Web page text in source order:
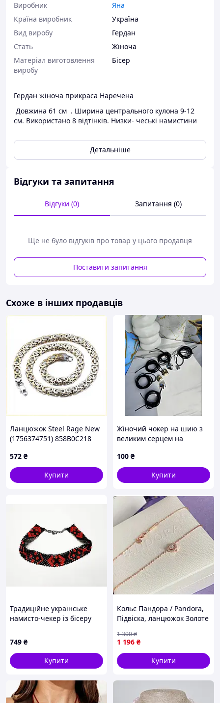
Виробник
Яна
Країна виробник
Україна
Вид виробу
Гердан
Стать
Жіноча
Матеріал виготовлення
виробу
Бісер
Гердан жіноча прикраса Наречена
Довжина 61 см . Ширина центрального кулона 9-12
см. Використано 8 відтінків. Низки- чеські намистини
Гердан – це традиційне прикраса, яку плели в Україні з
бісеру. Поза всяких сумнівів це народне прикраса
Оскільки зараз модно поєднувати етнічні елементи з
повсякденним одягом, гердан затребуваний серед
молоді, він прекрасно гармонує з сучасними нарядами.
Детальніше
Відгуки та запитання
Відгуки (0) Запитання (0)
Ще не було відгуків про товар у цього продавця
Поставити запитання
Схоже в інших продавців
Ланцюжок Steel Rage New
(1756374751) 858B0C218
572 ₴
Купити
Жіночий чокер на шию з
великим серцем на
трендовий кулон серце
золото / срібло
100 ₴
Купити
Традиційне українське
намисто-чекер із бісеру
Black-Red (SUN999_57)
749 ₴
Купити
Кольє Пандора / Pandora,
Підвіска, ланцюжок Золоте
на шию жіноча
1 196 ₴
1 300₴
Купити